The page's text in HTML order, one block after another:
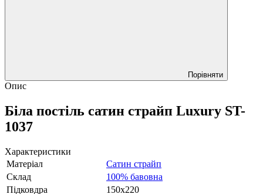
Порівняти
Опис
Біла постіль сатин страйп Luxury ST-
1037
Характеристики
Матеріал
Сатин страйп
Склад
100% бавовна
Підковдра
150х220